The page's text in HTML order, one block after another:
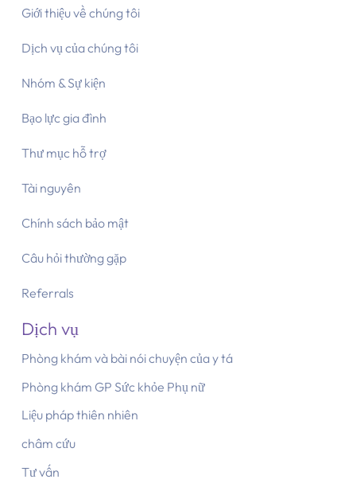
Giới thiệu về chúng tôi
Dịch vụ của chúng tôi
Nhóm & Sự kiện
Bạo lực gia đình
Thư mục hỗ trợ
Tài nguyên
Chính sách bảo mật
Câu hỏi thường gặp
Referrals
Dịch vụ
Phòng khám GP Sức khỏe Phụ nữ
Phòng khám và bài nói chuyện của y tá
Liệu pháp thiên nhiên
châm cứu
Tư vấn